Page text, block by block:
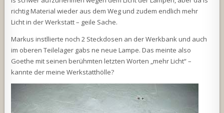
richtig Material wieder aus dem Weg und zudem endlich mehr
Licht in der Werkstatt – geile Sache.
Markus instllierte noch 2 Steckdosen an der Werkbank und auch
im oberen Teilelager gabs ne neue Lampe. Das meinte also
Goethe mit seinen berühmten letzten Worten „mehr Licht“ –
kannte der meine Werkstatthölle?